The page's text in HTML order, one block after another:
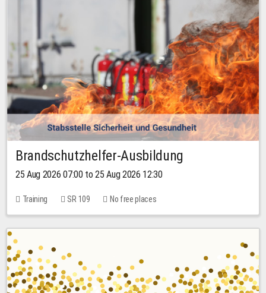
Brandschutzhelfer-Ausbildung
25 Aug 2026 07:00 to 25 Aug 2026 12:30
Training SR 109 No free places